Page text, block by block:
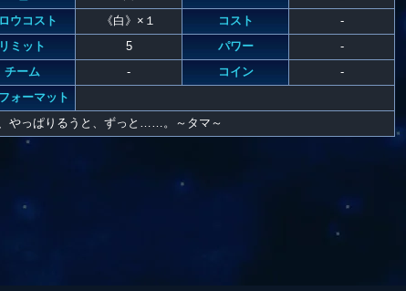
ウコスト
《白》×１ コスト
-
リミット
5 パワー
-
チーム
- コイン
-
ォーマット
やっぱりるうと、ずっと……。～タマ～